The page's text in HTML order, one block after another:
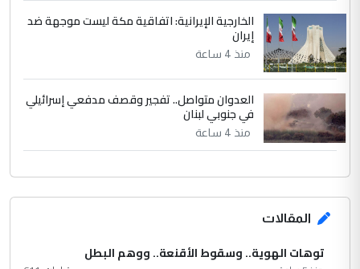
الخارجية الإيرانية: اتفاقية مكة ليست موجهة ضد
إيران
منذ 4 ساعة
العدوان متواصل.. تفجير وقصف مدفعي إسرائيلي
في جنوبي لبنان
منذ 4 ساعة
المقالات
توهات الهوية.. وسقوط الأقنعة.. ووهم البطل